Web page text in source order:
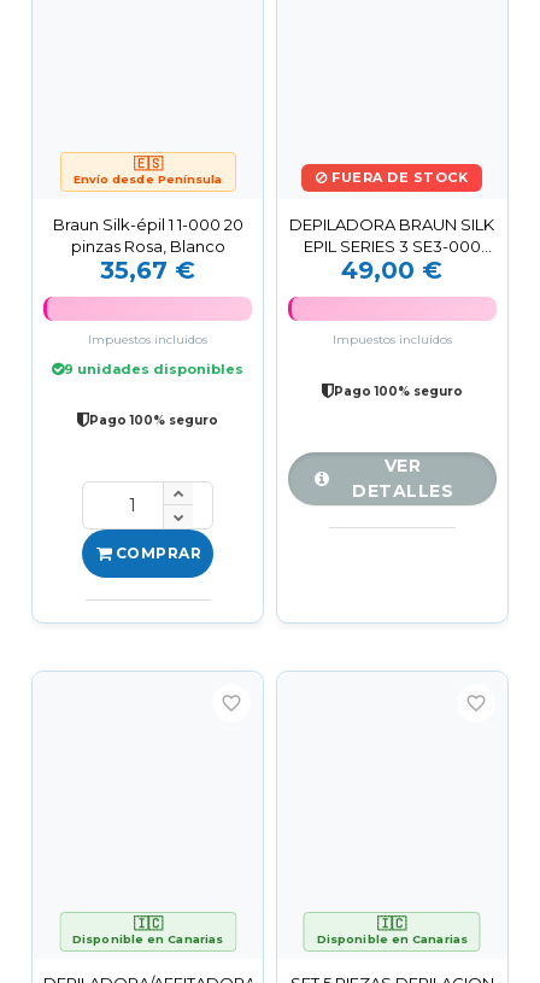
🇪🇸
Envío desde Península
Braun Silk-épil 1 1-000 20
pinzas Rosa, Blanco
35,67 €
Impuestos incluidos
9 unidades disponibles
Pago 100% seguro
COMPRAR
FUERA DE STOCK
DEPILADORA BRAUN SILK
EPIL SERIES 3 SE3-000
CON CABLE
49,00 €
Impuestos incluidos
Pago 100% seguro
VER
DETALLES
🇮🇨
Disponible en Canarias
favorite_border
🇮🇨
Disponible en Canarias
favorite_border